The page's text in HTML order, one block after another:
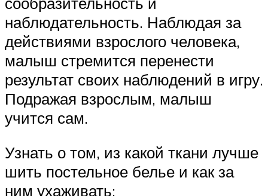
наблюдательность. Наблюдая за
действиями взрослого человека,
малыш стремится перенести
результат своих наблюдений в игру.
Подражая взрослым, малыш
учится сам.
Узнать о том, из какой ткани лучше
шить постельное белье и как за
ним ухаживать: